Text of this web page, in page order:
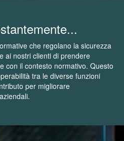
che regolano la sicurezza
ai nostri clienti di prendere
con il contesto normativo. Questo
tra le diverse funzioni
per migliorare